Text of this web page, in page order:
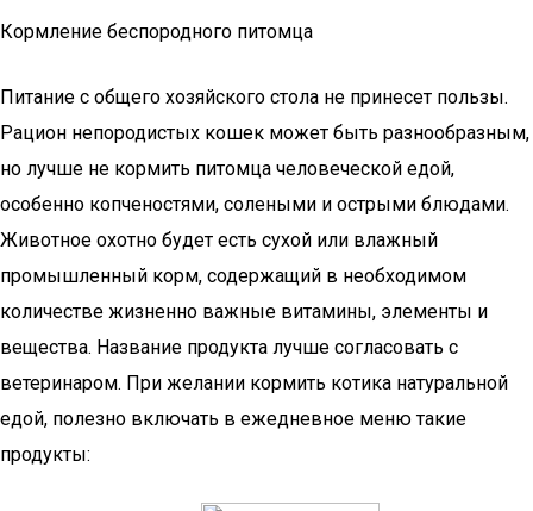
Кормление беспородного питомца
Питание с общего хозяйского стола не принесет пользы.
Рацион непородистых кошек может быть разнообразным,
но лучше не кормить питомца человеческой едой,
особенно копченостями, солеными и острыми блюдами.
Животное охотно будет есть сухой или влажный
промышленный корм, содержащий в необходимом
количестве жизненно важные витамины, элементы и
вещества. Название продукта лучше согласовать с
ветеринаром. При желании кормить котика натуральной
едой, полезно включать в ежедневное меню такие
продукты: